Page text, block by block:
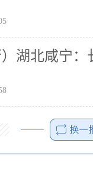
）湖北咸宁